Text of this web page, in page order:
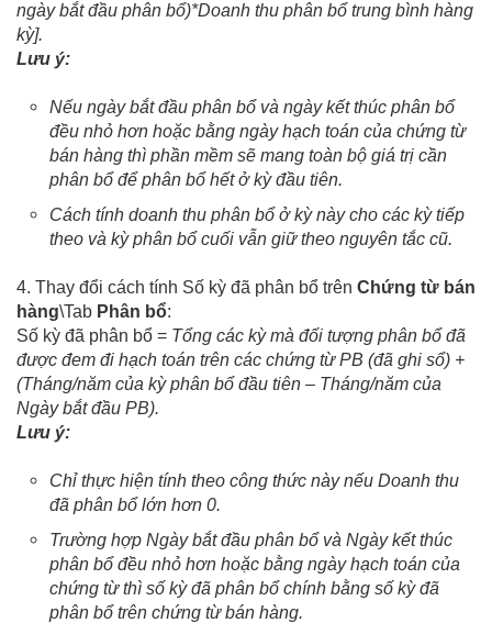
ngày bắt đầu phân bổ)*Doanh thu phân bổ trung bình hàng
kỳ].
Lưu ý:
Nếu ngày bắt đầu phân bổ và ngày kết thúc phân bổ
đều nhỏ hơn hoặc bằng ngày hạch toán của chứng từ
bán hàng thì phần mềm sẽ mang toàn bộ giá trị cần
phân bổ để phân bổ hết ở kỳ đầu tiên.
Cách tính doanh thu phân bổ ở kỳ này cho các kỳ tiếp
theo và kỳ phân bổ cuối vẫn giữ theo nguyên tắc cũ.
4. Thay đổi cách tính Số kỳ đã phân bổ trên Chứng từ bán
hàng\Tab Phân bổ:
Số kỳ đã phân bổ = Tổng các kỳ mà đối tượng phân bổ đã
được đem đi hạch toán trên các chứng từ PB (đã ghi sổ) +
(Tháng/năm của kỳ phân bổ đầu tiên – Tháng/năm của
Ngày bắt đầu PB).
Lưu ý:
Chỉ thực hiện tính theo công thức này nếu Doanh thu
đã phân bổ lớn hơn 0.
Trường hợp Ngày bắt đầu phân bổ và Ngày kết thúc
phân bổ đều nhỏ hơn hoặc bằng ngày hạch toán của
chứng từ thì số kỳ đã phân bổ chính bằng số kỳ đã
phân bổ trên chứng từ bán hàng.